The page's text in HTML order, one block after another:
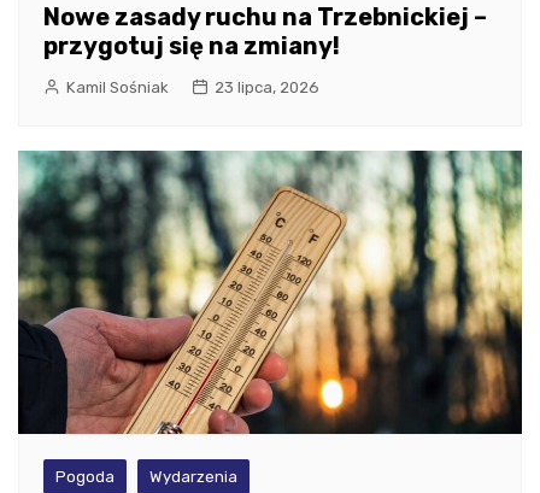
Nowe zasady ruchu na Trzebnickiej –
przygotuj się na zmiany!
Kamil Sośniak 23 lipca, 2026
Pogoda Wydarzenia